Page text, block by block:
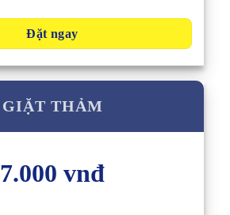
Đặt ngay
GIẶT THẢM
7.000 vnđ